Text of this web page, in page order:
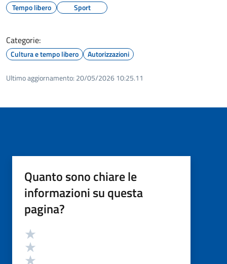
Tempo libero Sport
Categorie:
Cultura e tempo libero Autorizzazioni
Ultimo aggiornamento: 20/05/2026 10:25.11
Quanto sono chiare le
informazioni su questa
pagina?
Valutazione